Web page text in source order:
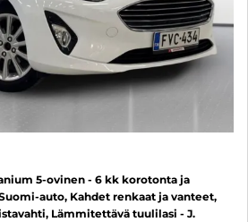
5-ovinen - 6 kk korotonta ja
auto, Kahdet renkaat ja vanteet,
Lämmitettävä tuulilasi - J.